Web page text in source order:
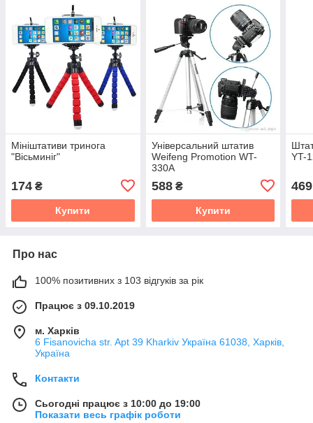
Мініштативи тринога
"Вісьминіг"
174 ₴
Купити
Універсальний штатив
Weifeng Promotion WT-
330A
588₴
Купити
YT-
469
Про нас
100% позитивних з 103 відгуків за рік
Працює з 09.10.2019
м. Харків
6 Fisanovicha str. Apt 39 Kharkiv Україна 61038, Харків,
Україна
Контакти
Сьогодні працює з 10:00 до 19:00
Показати весь графік роботи